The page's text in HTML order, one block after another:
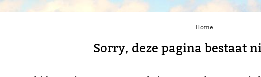
Home
Sorry, deze pagina bestaat